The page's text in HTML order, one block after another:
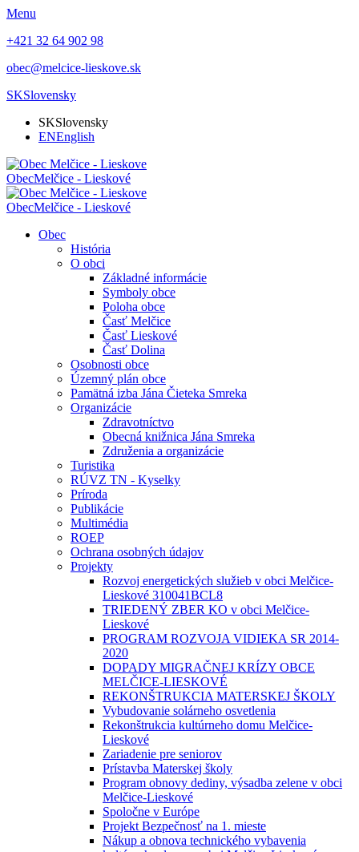
Menu
+421 32 64 902 98
obec@melcice-lieskove.sk
SKSlovensky
SKSlovensky
ENEnglish
ObecMelčice - Lieskové
ObecMelčice - Lieskové
Obec
História
O obci
Základné informácie
Symboly obce
Poloha obce
Časť Melčice
Časť Lieskové
Časť Dolina
Osobnosti obce
Územný plán obce
Pamätná izba Jána Čieteka Smreka
Organizácie
Zdravotníctvo
Obecná knižnica Jána Smreka
Združenia a organizácie
Turistika
RÚVZ TN - Kyselky
Príroda
Publikácie
Multimédia
ROEP
Ochrana osobných údajov
Projekty
Rozvoj energetických služieb v obci Melčice-
Lieskové 310041BCL8
TRIEDENÝ ZBER KO v obci Melčice-
Lieskové
PROGRAM ROZVOJA VIDIEKA SR 2014-
2020
DOPADY MIGRAČNEJ KRÍZY OBCE
MELČICE-LIESKOVÉ
REKONŠTRUKCIA MATERSKEJ ŠKOLY
Vybudovanie solárneho osvetlenia
Rekonštrukcia kultúrneho domu Melčice-
Lieskové
Zariadenie pre seniorov
Prístavba Materskej školy
Program obnovy dediny, výsadba zelene v obci
Melčice-Lieskové
Spoločne v Európe
Projekt Bezpečnosť na 1. mieste
Nákup a obnova technického vybavenia